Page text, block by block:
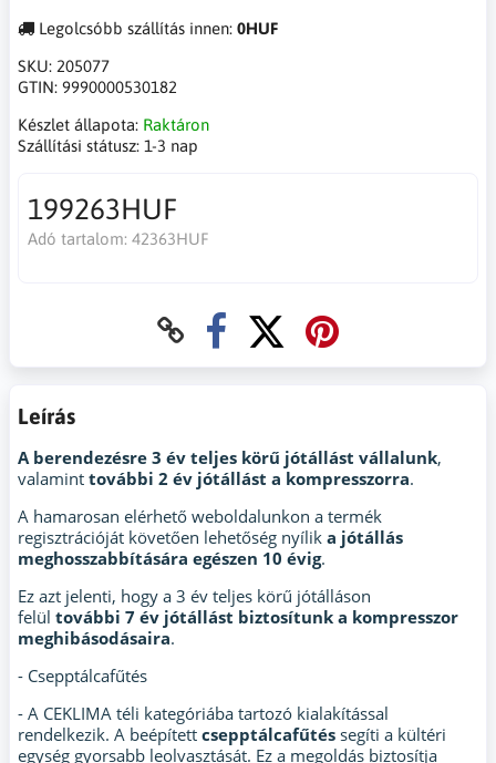
Legolcsóbb szállítás innen: 0HUF
SKU: 205077
GTIN: 9990000530182
Készlet állapota: Raktáron
Szállítási státusz: 1-3 nap
199263HUF
Adó tartalom: 42363HUF
Leírás
A berendezésre 3 év teljes körű jótállást vállalunk,
valamint további 2 év jótállást a kompresszorra.
A hamarosan elérhető weboldalunkon a termék
regisztrációját követően lehetőség nyílik a jótállás
meghosszabbítására egészen 10 évig.
Ez azt jelenti, hogy a 3 év teljes körű jótálláson
felül további 7 év jótállást biztosítunk a kompresszor
meghibásodásaira.
- Csepptálcafűtés
- A CEKLIMA téli kategóriába tartozó kialakítással
rendelkezik. A beépített csepptálcafűtés segíti a kültéri
egység gyorsabb leolvasztását. Ez a megoldás biztosítja